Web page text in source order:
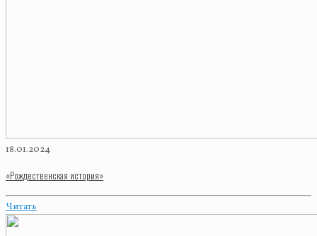
18.01.2024
«Рождественская история»
Читать